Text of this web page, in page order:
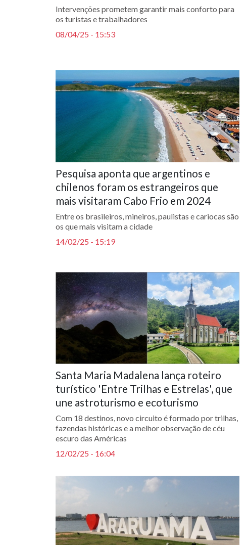
Intervenções prometem garantir mais conforto para
os turistas e trabalhadores
08/04/25 - 15:53
Pesquisa aponta que argentinos e
chilenos foram os estrangeiros que
mais visitaram Cabo Frio em 2024
Entre os brasileiros, mineiros, paulistas e cariocas são
os que mais visitam a cidade
14/02/25 - 15:19
Santa Maria Madalena lança roteiro
turístico 'Entre Trilhas e Estrelas', que
une astroturismo e ecoturismo
Com 18 destinos, novo circuito é formado por trilhas,
fazendas históricas e a melhor observação de céu
escuro das Américas
12/02/25 - 16:04